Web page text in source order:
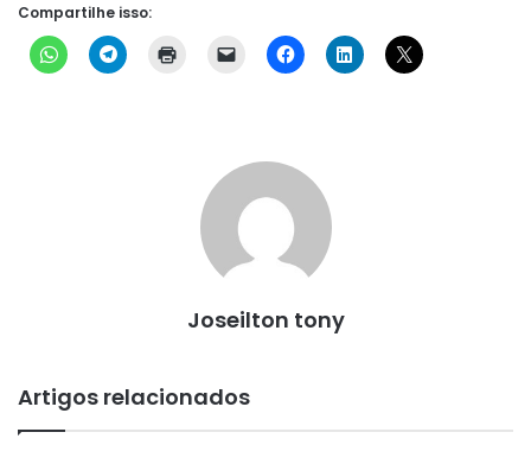
Compartilhe isso:
Joseilton tony
Artigos relacionados